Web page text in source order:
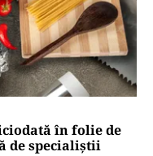
în folie de
de specialiștii